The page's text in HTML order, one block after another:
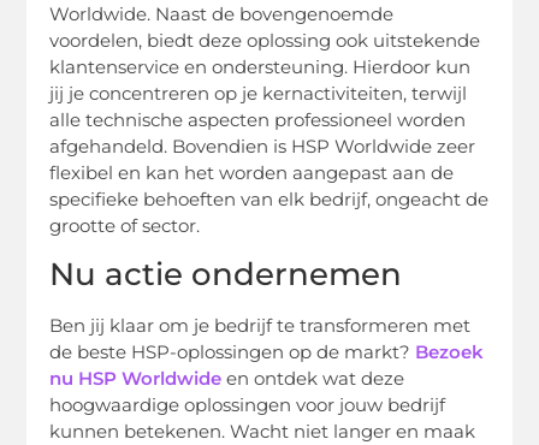
Worldwide. Naast de bovengenoemde
voordelen, biedt deze oplossing ook uitstekende
klantenservice en ondersteuning. Hierdoor kun
jij je concentreren op je kernactiviteiten, terwijl
alle technische aspecten professioneel worden
afgehandeld. Bovendien is HSP Worldwide zeer
flexibel en kan het worden aangepast aan de
specifieke behoeften van elk bedrijf, ongeacht de
grootte of sector.
Nu actie ondernemen
Ben jij klaar om je bedrijf te transformeren met
de beste HSP-oplossingen op de markt? Bezoek
nu HSP Worldwide en ontdek wat deze
hoogwaardige oplossingen voor jouw bedrijf
kunnen betekenen. Wacht niet langer en maak